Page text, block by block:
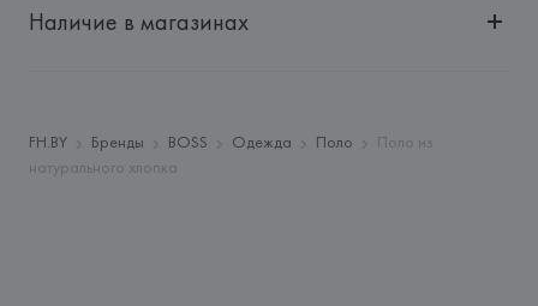
"Авикойл Интернешнл"
Адрес:
ГЕРМАНИЯ, HUGO BOSS AG, Dieselstrasse 12, D-
72555 Metzingen,
Наличие в магазинах
FH.BY Бренды BOSS Одежда Поло
Поло из
натурального хлопка